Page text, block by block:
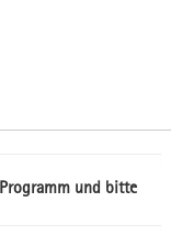
und bitte